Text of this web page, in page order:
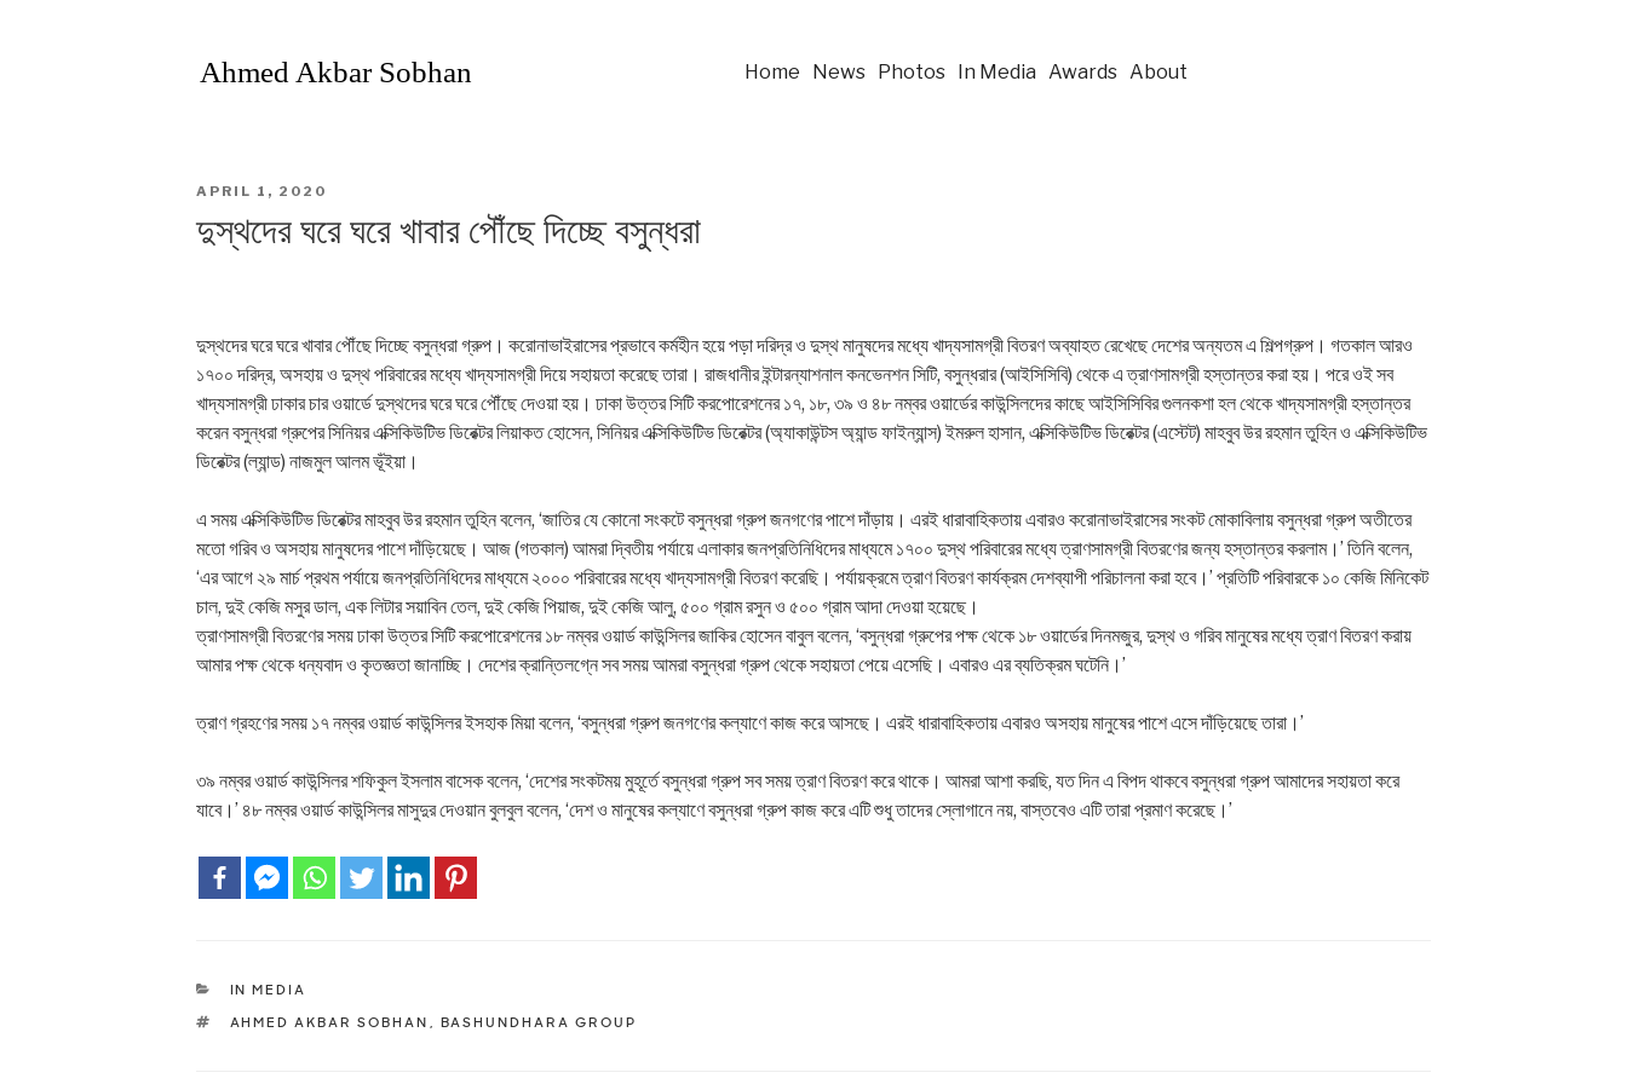
Ahmed Akbar Sobhan Home News Photos In Media Awards About
POSTED
APRIL 1, 2020
দুস্থদের ঘরে ঘরে খাবার পৌঁছে দিচ্ছে বসুন্ধরা
দুস্থদের ঘরে ঘরে খাবার পৌঁছে দিচ্ছে বসুন্ধরা গ্রুপ। করোনাভাইরাসের প্রভাবে কর্মহীন হয়ে পড়া দরিদ্র ও দুস্থ মানুষদের মধ্যে খাদ্যসামগ্রী বিতরণ অব্যাহত রেখেছে দেশের অন্যতম এ শিল্পগ্রুপ। গতকাল আরও
১৭০০ দরিদ্র, অসহায় ও দুস্থ পরিবারের মধ্যে খাদ্যসামগ্রী দিয়ে সহায়তা করেছে তারা। রাজধানীর ইন্টারন্যাশনাল কনভেনশন সিটি, বসুন্ধরার (আইসিসিবি) থেকে এ ত্রাণসামগ্রী হস্তান্তর করা হয়। পরে ওই সব
খাদ্যসামগ্রী ঢাকার চার ওয়ার্ডে দুস্থদের ঘরে ঘরে পৌঁছে দেওয়া হয়। ঢাকা উত্তর সিটি করপোরেশনের ১৭, ১৮, ৩৯ ও ৪৮ নম্বর ওয়ার্ডের কাউন্সিলদের কাছে আইসিসিবির গুলনকশা হল থেকে খাদ্যসামগ্রী হস্তান্তর
করেন বসুন্ধরা গ্রুপের সিনিয়র এক্সিকিউটিভ ডিরেক্টর লিয়াকত হোসেন, সিনিয়র এক্সিকিউটিভ ডিরেক্টর (অ্যাকাউন্টস অ্যান্ড ফাইন্যান্স) ইমরুল হাসান, এক্সিকিউটিভ ডিরেক্টর (এস্টেট) মাহবুব উর রহমান তুহিন ও এক্সিকিউটিভ
ডিরেক্টর (ল্যান্ড) নাজমুল আলম ভূঁইয়া।
এ সময় এক্সিকিউটিভ ডিরেক্টর মাহবুব উর রহমান তুহিন বলেন, ‘জাতির যে কোনো সংকটে বসুন্ধরা গ্রুপ জনগণের পাশে দাঁড়ায়। এরই ধারাবাহিকতায় এবারও করোনাভাইরাসের সংকট মোকাবিলায় বসুন্ধরা গ্রুপ অতীতের
মতো গরিব ও অসহায় মানুষদের পাশে দাঁড়িয়েছে। আজ (গতকাল) আমরা দ্বিতীয় পর্যায়ে এলাকার জনপ্রতিনিধিদের মাধ্যমে ১৭০০ দুস্থ পরিবারের মধ্যে ত্রাণসামগ্রী বিতরণের জন্য হস্তান্তর করলাম।’ তিনি বলেন,
‘এর আগে ২৯ মার্চ প্রথম পর্যায়ে জনপ্রতিনিধিদের মাধ্যমে ২০০০ পরিবারের মধ্যে খাদ্যসামগ্রী বিতরণ করেছি। পর্যায়ক্রমে ত্রাণ বিতরণ কার্যক্রম দেশব্যাপী পরিচালনা করা হবে।’ প্রতিটি পরিবারকে ১০ কেজি মিনিকেট
চাল, দুই কেজি মসুর ডাল, এক লিটার সয়াবিন তেল, দুই কেজি পিয়াজ, দুই কেজি আলু, ৫০০ গ্রাম রসুন ও ৫০০ গ্রাম আদা দেওয়া হয়েছে।
ত্রাণসামগ্রী বিতরণের সময় ঢাকা উত্তর সিটি করপোরেশনের ১৮ নম্বর ওয়ার্ড কাউন্সিলর জাকির হোসেন বাবুল বলেন, ‘বসুন্ধরা গ্রুপের পক্ষ থেকে ১৮ ওয়ার্ডের দিনমজুর, দুস্থ ও গরিব মানুষের মধ্যে ত্রাণ বিতরণ করায়
আমার পক্ষ থেকে ধন্যবাদ ও কৃতজ্ঞতা জানাচ্ছি। দেশের ক্রান্তিলগ্নে সব সময় আমরা বসুন্ধরা গ্রুপ থেকে সহায়তা পেয়ে এসেছি। এবারও এর ব্যতিক্রম ঘটেনি।’
ত্রাণ গ্রহণের সময় ১৭ নম্বর ওয়ার্ড কাউন্সিলর ইসহাক মিয়া বলেন, ‘বসুন্ধরা গ্রুপ জনগণের কল্যাণে কাজ করে আসছে। এরই ধারাবাহিকতায় এবারও অসহায় মানুষের পাশে এসে দাঁড়িয়েছে তারা।’
৩৯ নম্বর ওয়ার্ড কাউন্সিলর শফিকুল ইসলাম বাসেক বলেন, ‘দেশের সংকটময় মুহূর্তে বসুন্ধরা গ্রুপ সব সময় ত্রাণ বিতরণ করে থাকে। আমরা আশা করছি, যত দিন এ বিপদ থাকবে বসুন্ধরা গ্রুপ আমাদের সহায়তা করে
যাবে।’ ৪৮ নম্বর ওয়ার্ড কাউন্সিলর মাসুদুর দেওয়ান বুলবুল বলেন, ‘দেশ ও মানুষের কল্যাণে বসুন্ধরা গ্রুপ কাজ করে এটি শুধু তাদের স্লোগানে নয়, বাস্তবেও এটি তারা প্রমাণ করেছে।’
CATEGORIES
IN MEDIA
TAGS
AHMED AKBAR SOBHAN , BASHUNDHARA GROUP